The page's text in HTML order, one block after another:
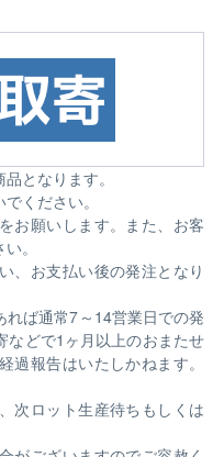
となります。
ください。
お願いします。また、お客
。
、お支払い後の発注となり
ば通常7～14営業日での発
などで1ヶ月以上のおまたせ
過報告はいたしかねます。
次ロット生産待ちもしくは